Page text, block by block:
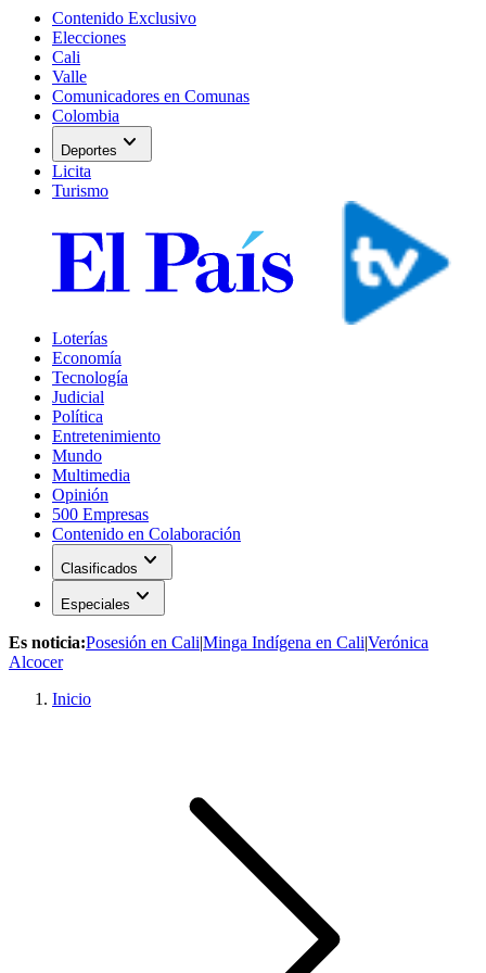
Contenido Exclusivo
Elecciones
Cali
Valle
Comunicadores en Comunas
Colombia
Deportes expand_more
Licita
Turismo
Loterías
Economía
Tecnología
Judicial
Política
Entretenimiento
Mundo
Multimedia
Opinión
500 Empresas
Contenido en Colaboración
Clasificados expand_more
Especiales expand_more
Es noticia:Posesión en Cali|Minga Indígena en Cali|Verónica
Alcocer
Inicio